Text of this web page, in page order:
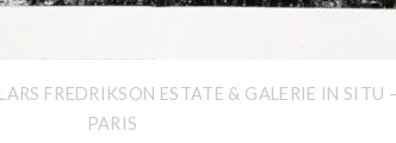
FREDRIKSON ESTATE & GALERIE IN SITU
PARIS